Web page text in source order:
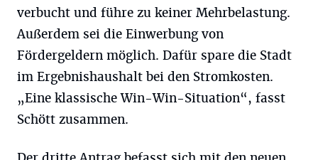
verbucht und führe zu keiner Mehrbelastung.
Außerdem sei die Einwerbung von
Fördergeldern möglich. Dafür spare die Stadt
im Ergebnishaushalt bei den Stromkosten.
„Eine klassische Win-Win-Situation“, fasst
Schött zusammen.